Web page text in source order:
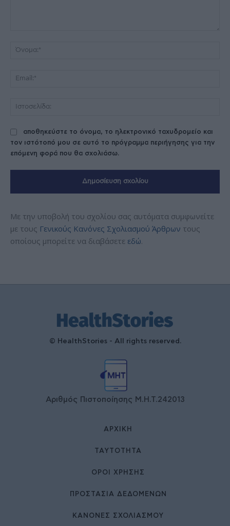
αποθηκεύστε το όνομα, το ηλεκτρονικό ταχυδρομείο και
τον ιστότοπό μου σε αυτό το πρόγραμμα περιήγησης για την
επόμενη φορά που θα σχολιάσω.
Με την υποβολή του σχολίου σας αυτόματα συμφωνείτε
με τους Γενικούς Κανόνες Σχολιασμού Άρθρων τους
οποίους μπορείτε να διαβάσετε εδώ.
© HealthStories - All rights reserved.
Αριθμός Πιστοποίησης Μ.Η.Τ.242013
ΑΡΧΙΚΉ
ΤΑΥΤΌΤΗΤΑ
ΌΡΟΙ ΧΡΉΣΗΣ
ΠΡΟΣΤΑΣΙΑ ΔΕΔΟΜΕΝΩΝ
ΚΑΝΟΝΕΣ ΣΧΟΛΙΑΣΜΟΥ